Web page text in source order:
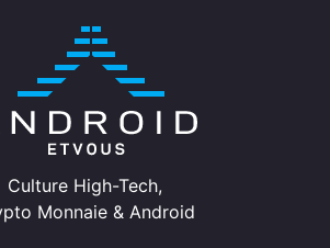
Culture High-Tech,
Monnaie & Android